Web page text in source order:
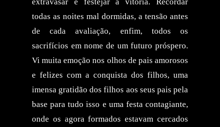
todas as noites mal dormidas, a tensão antes
de cada avaliação, enfim, todos os
sacrifícios em nome de um futuro próspero.
Vi muita emoção nos olhos de pais amorosos
e felizes com a conquista dos filhos, uma
imensa gratidão dos filhos aos seus pais pela
base para tudo isso e uma festa contagiante,
onde os agora formados estavam cercados